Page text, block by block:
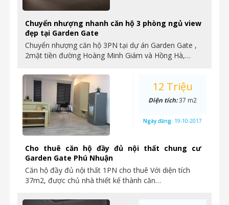
Chuyển nhượng nhanh căn hộ 3 phòng ngủ view
đẹp tại Garden Gate
Chuyển nhượng căn hộ 3PN tại dự án Garden Gate ,
2mặt tiền đường Hoàng Minh Giám và Hồng Hà,…
Cho thuê căn hộ đầy đủ nội thất chung cư
Garden Gate Phú Nhuận
Căn hộ đầy đủ nội thất 1PN cho thuê Với diện tích
37m2, được chủ nhà thiết kế thành căn…
12 Triệu
Diện tích:37 m2
Ngày đăng: 19-10-2017